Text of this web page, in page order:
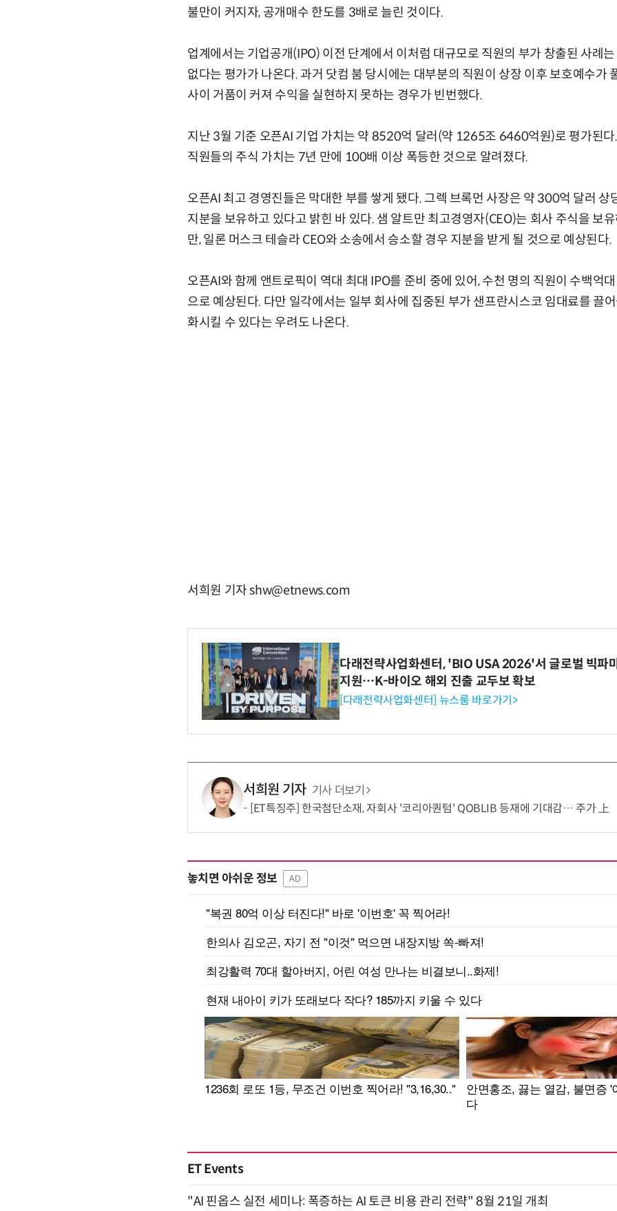
불만이 커지자, 공개매수 한도를 3배로 늘린 것이다.
업계에서는 기업공개(IPO) 이전 단계에서 이처럼 대규모로 직원의 부가 창출된 사례
없다는 평가가 나온다. 과거 닷컴 붐 당시에는 대부분의 직원이 상장 이후 보호예수가
사이 거품이 커져 수익을 실현하지 못하는 경우가 빈번했다.
지난 3월 기준 오픈AI 기업 가치는 약 8520억 달러(약 1265조 6460억원)로 평가된다
직원들의 주식 가치는 7년 만에 100배 이상 폭등한 것으로 알려졌다.
오픈AI 최고 경영진들은 막대한 부를 쌓게 됐다. 그렉 브록먼 사장은 약 300억 달러
지분을 보유하고 있다고 밝힌 바 있다. 샘 알트만 최고경영자(CEO)는 회사 주식을 보
만, 일론 머스크 테슬라 CEO와 소송에서 승소할 경우 지분을 받게 될 것으로 예상된다.
오픈AI와 함께 앤트로픽이 역대 최대 IPO를 준비 중에 있어, 수천 명의 직원이 수백억
으로 예상된다. 다만 일각에서는 일부 회사에 집중된 부가 샌프란시스코 임대료를 끌
화시킬 수 있다는 우려도 나온다.
서희원 기자 shw@etnews.com
다래전략사업화센터, 'BIO USA 2026'서 글로벌 빅파
지원…K-바이오 해외 진출 교두보 확보
[다래전략사업화센터] 뉴스룸 바로가기>
서희원 기자 기사 더보기
[ET특징주] 한국첨단소재, 자회사 '코리아퀀텀' QOBLIB 등재에 기대감… 주가 上
놓치면 아쉬운 정보 AD
ET Events
"AI 핀옵스 실전 세미나: 폭증하는 AI 토큰 비용 관리 전략" 8월 21일 개최